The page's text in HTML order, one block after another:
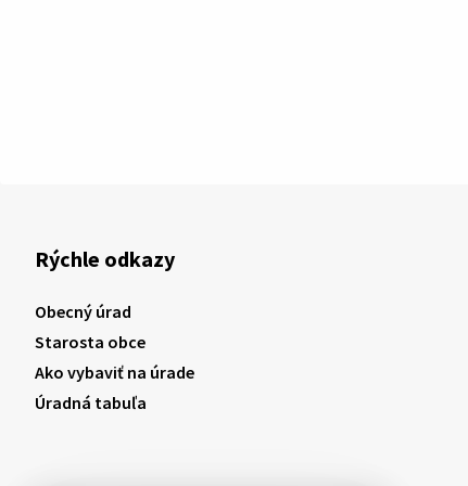
Rýchle odkazy
Obecný úrad
Starosta obce
Ako vybaviť na úrade
Úradná tabuľa